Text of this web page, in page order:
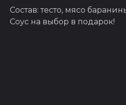
Состав: тесто, мясо
Соус на выбор в подарок!